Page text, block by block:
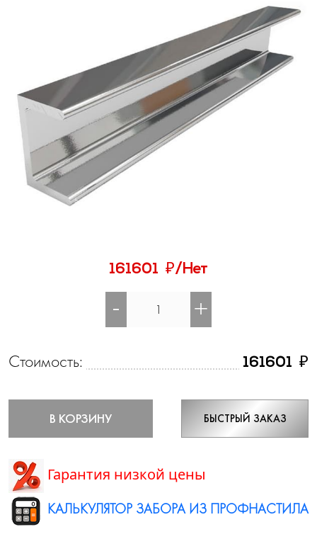
161601 ₽/Нет
- +
Стоимость: 161601 ₽
В КОРЗИНУ БЫСТРЫЙ ЗАКАЗ
Гарантия низкой цены
КАЛЬКУЛЯТОР ЗАБОРА ИЗ ПРОФНАСТИЛА